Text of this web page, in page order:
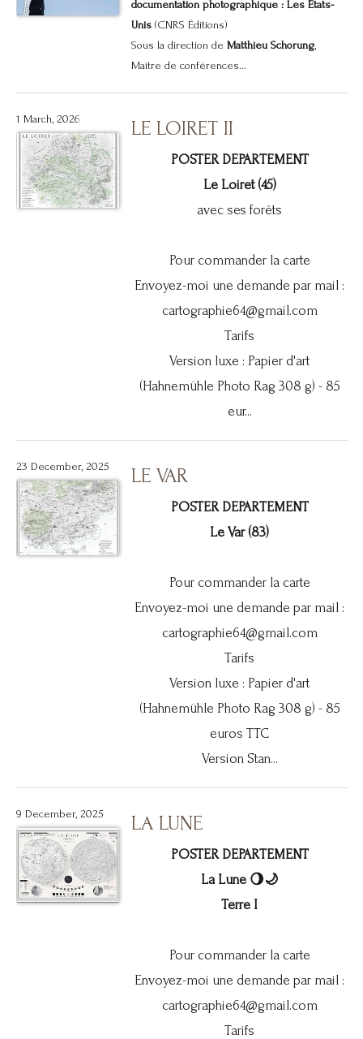
documentation photographique : Les États-
Unis(CNRS Éditions)
Sous la direction de Matthieu Schorung,
Maître de conférences...
1 March, 2026 LE LOIRET II
POSTER DEPARTEMENT
Le Loiret (45)
avec ses forêts
Pour commander la carte
Envoyez-moi une demande par mail :
cartographie64@gmail.com
Tarifs
Version luxe : Papier d'art
(Hahnemühle Photo Rag 308 g) - 85
eur...
23 December, 2025 LE VAR
POSTER DEPARTEMENT
Le Var (83)
Pour commander la carte
Envoyez-moi une demande par mail :
cartographie64@gmail.com
Tarifs
Version luxe : Papier d'art
(Hahnemühle Photo Rag 308 g) - 85
euros TTC
Version Stan...
9 December, 2025 LA LUNE
POSTER DEPARTEMENT
La Lune 🌖🌙
Terre I
Pour commander la carte
Envoyez-moi une demande par mail :
cartographie64@gmail.com
Tarifs